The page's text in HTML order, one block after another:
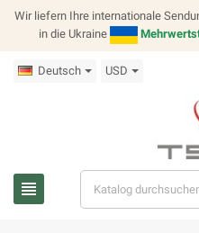
Wir liefern Ihre internationale
in die Ukraine
Deutsch USD
view_headline